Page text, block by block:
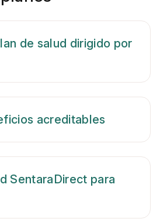
de salud dirigido por
acreditables
SentaraDirect para